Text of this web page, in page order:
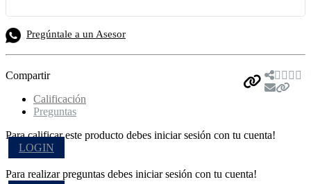
Pregúntale a un Asesor
Compartir
Calificación
Preguntas
Para calificar este producto debes iniciar sesión con tu cuenta!
LOGIN
Para realizar preguntas debes iniciar sesión con tu cuenta!